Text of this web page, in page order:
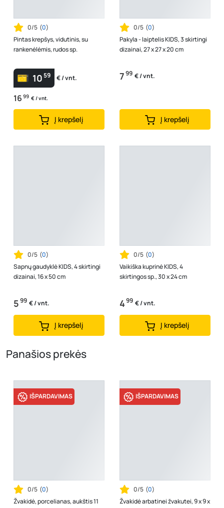
0/5 (0)
Pintas krepšys, vidutinis, su
rankenėlėmis, rudos sp.
1059 € / vnt.
16 99 € / vnt.
Į krepšelį
0/5 (0)
Pakyla - laiptelis KIDS, 3 skirtingi
dizainai, 27 x 27 x 20 cm
799 € / vnt.
Į krepšelį
0/5 (0)
Sapnų gaudyklė KIDS, 4 skirtingi
dizainai, 16 x 50 cm
599 € / vnt.
Į krepšelį
0/5 (0)
Vaikiška kuprinė KIDS, 4
skirtingos sp., 30 x 24 cm
499 € / vnt.
Į krepšelį
Panašios prekės
IŠPARDAVIMAS
0/5 (0)
Žvakidė, porcelianas, aukštis 11
IŠPARDAVIMAS
0/5 (0)
Žvakidė arbatinei žvakutei, 9 x 9 x